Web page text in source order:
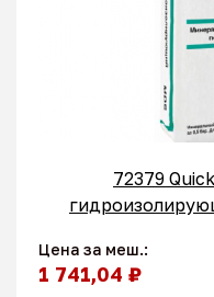
72379
Цена за меш.:
1 741,04 ₽